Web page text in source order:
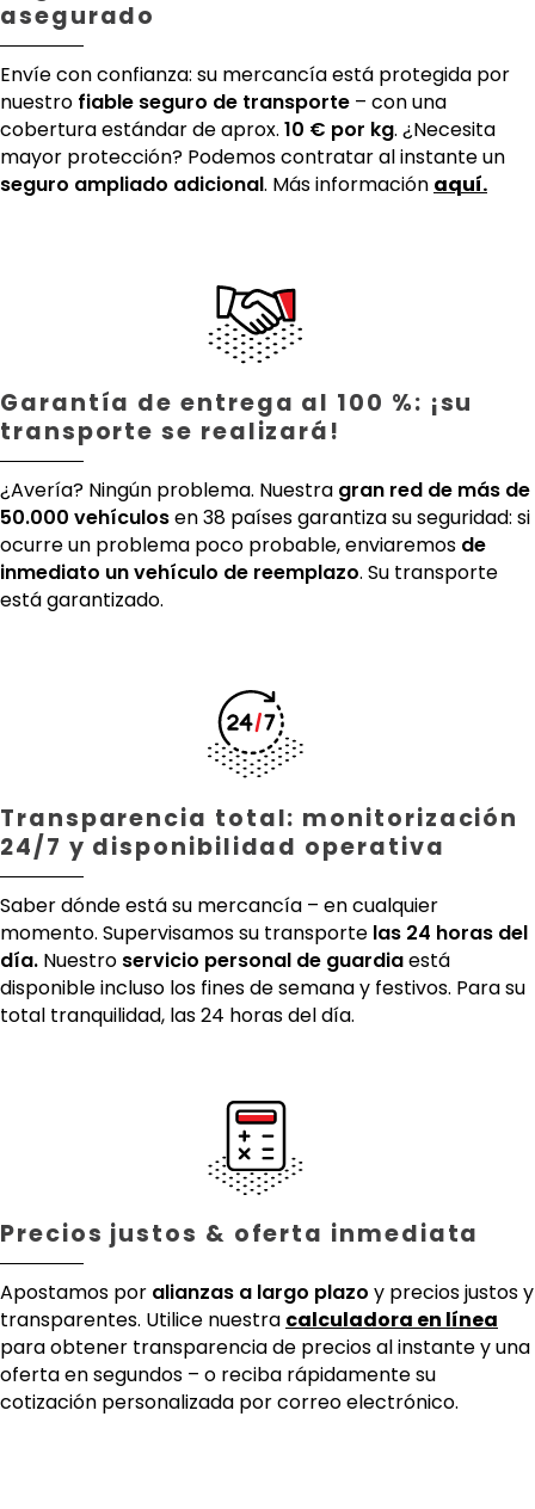
asegurado
Envíe con confianza: su mercancía está protegida por
nuestro fiable seguro de transporte – con una
cobertura estándar de aprox. 10 € por kg. ¿Necesita
mayor protección? Podemos contratar al instante un
seguro ampliado adicional. Más información aquí.
Garantía de entrega al 100 %: ¡su
transporte se realizará!
¿Avería? Ningún problema. Nuestra gran red de más de
50.000 vehículosen 38 países garantiza su seguridad: si
ocurre un problema poco probable, enviaremos de
inmediato un vehículo de reemplazo. Su transporte
está garantizado.
Transparencia total: monitorización
24/7 y disponibilidad operativa
Saber dónde está su mercancía – en cualquier
momento. Supervisamos su transporte las 24 horas del
día. Nuestro servicio personal de guardiaestá
disponible incluso los fines de semana y festivos. Para su
total tranquilidad, las 24 horas del día.
Precios justos & oferta inmediata
Apostamos por alianzas a largo plazo y precios justos y
transparentes. Utilice nuestra calculadora en línea
para obtener transparencia de precios al instante y una
oferta en segundos – o reciba rápidamente su
cotización personalizada por correo electrónico.